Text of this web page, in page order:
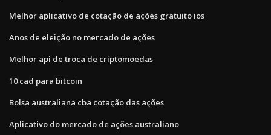
Melhor aplicativo de cotação de ações gratuito ios
Anos de eleição no mercado de ações
Melhor api de troca de criptomoedas
10 cad para bitcoin
Bolsa australiana cba cotação das ações
Aplicativo do mercado de ações australiano